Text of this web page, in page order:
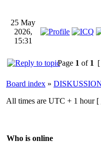
25 May
2026,
15:31
Page 1 of 1
Board index »
All times are UTC + 1 hour [
Who is online